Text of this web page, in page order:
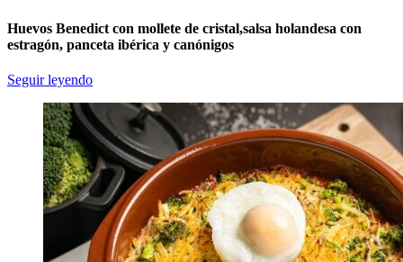
Huevos Benedict con mollete de cristal,salsa holandesa con
estragón, panceta ibérica y canónigos
Seguir leyendo